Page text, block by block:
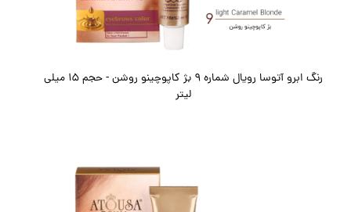
رنگ ابرو آتوسا رویال شماره 9 بژ کاپوچینو روشن - حجم 15 میلی
لیتر